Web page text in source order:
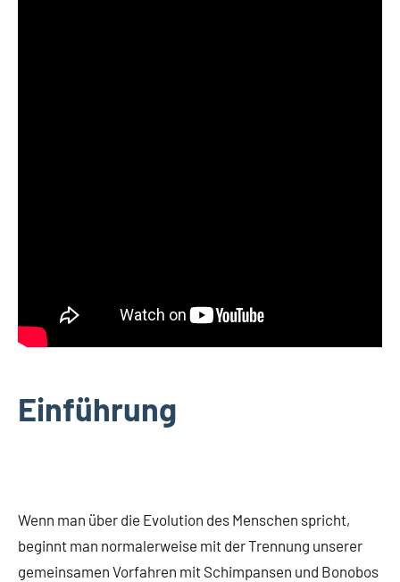
Einführung
Wenn man über die Evolution des Menschen spricht,
beginnt man normalerweise mit der Trennung unserer
gemeinsamen Vorfahren mit Schimpansen und Bonobos